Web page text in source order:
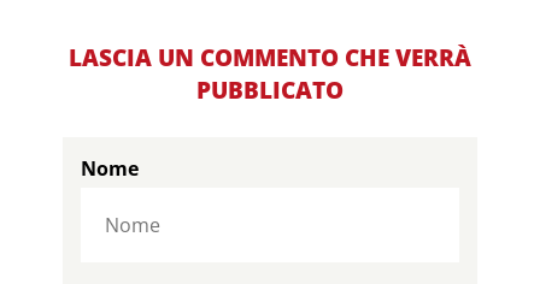
LASCIA UN COMMENTO CHE VERRÀ
PUBBLICATO
Nome